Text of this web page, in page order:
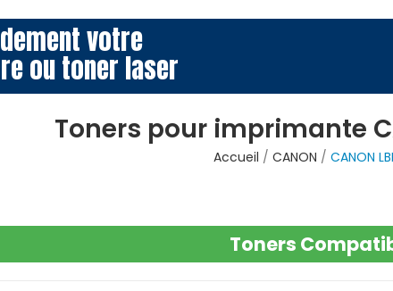
votre
ou toner laser
Toners pour imprimante
Accueil CANON
CANON
Toners